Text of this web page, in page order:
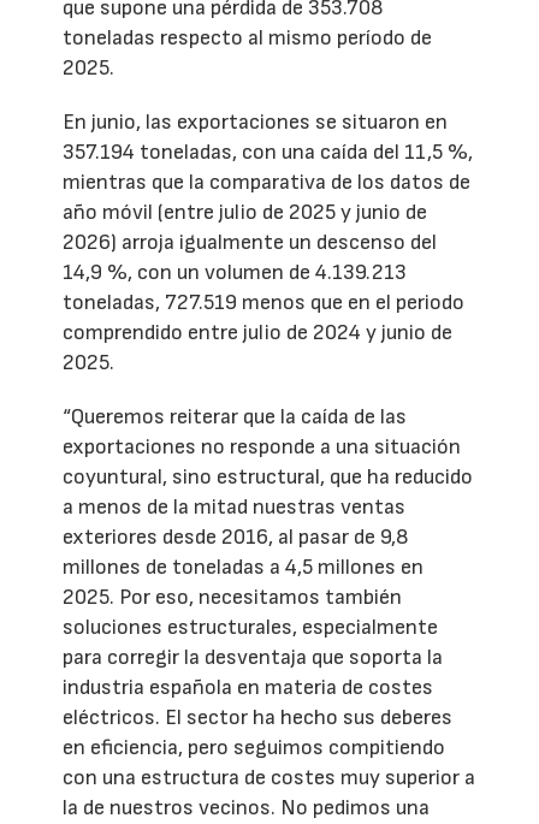
que supone una pérdida de 353.708
toneladas respecto al mismo período de
2025.
En junio, las exportaciones se situaron en
357.194 toneladas, con una caída del 11,5 %,
mientras que la comparativa de los datos de
año móvil (entre julio de 2025 y junio de
2026) arroja igualmente un descenso del
14,9 %, con un volumen de 4.139.213
toneladas, 727.519 menos que en el periodo
comprendido entre julio de 2024 y junio de
2025.
“Queremos reiterar que la caída de las
exportaciones no responde a una situación
coyuntural, sino estructural, que ha reducido
a menos de la mitad nuestras ventas
exteriores desde 2016, al pasar de 9,8
millones de toneladas a 4,5 millones en
2025. Por eso, necesitamos también
soluciones estructurales, especialmente
para corregir la desventaja que soporta la
industria española en materia de costes
eléctricos. El sector ha hecho sus deberes
en eficiencia, pero seguimos compitiendo
con una estructura de costes muy superior a
la de nuestros vecinos. No pedimos una